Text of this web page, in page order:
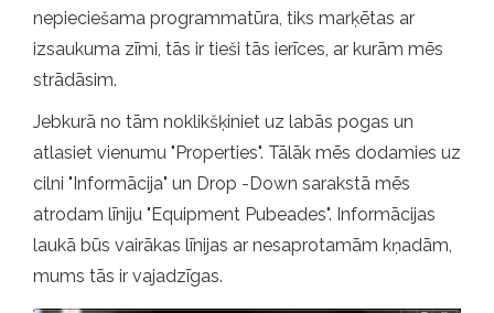
nepieciešama programmatūra, tiks marķētas ar
izsaukuma zīmi, tās ir tieši tās ierīces, ar kurām mēs
strādāsim.
Jebkurā no tām noklikšķiniet uz labās pogas un
atlasiet vienumu "Properties". Tālāk mēs dodamies uz
cilni "Informācija" un Drop -Down sarakstā mēs
atrodam līniju "Equipment Pubeades". Informācijas
laukā būs vairākas līnijas ar nesaprotamām kņadām,
mums tās ir vajadzīgas.